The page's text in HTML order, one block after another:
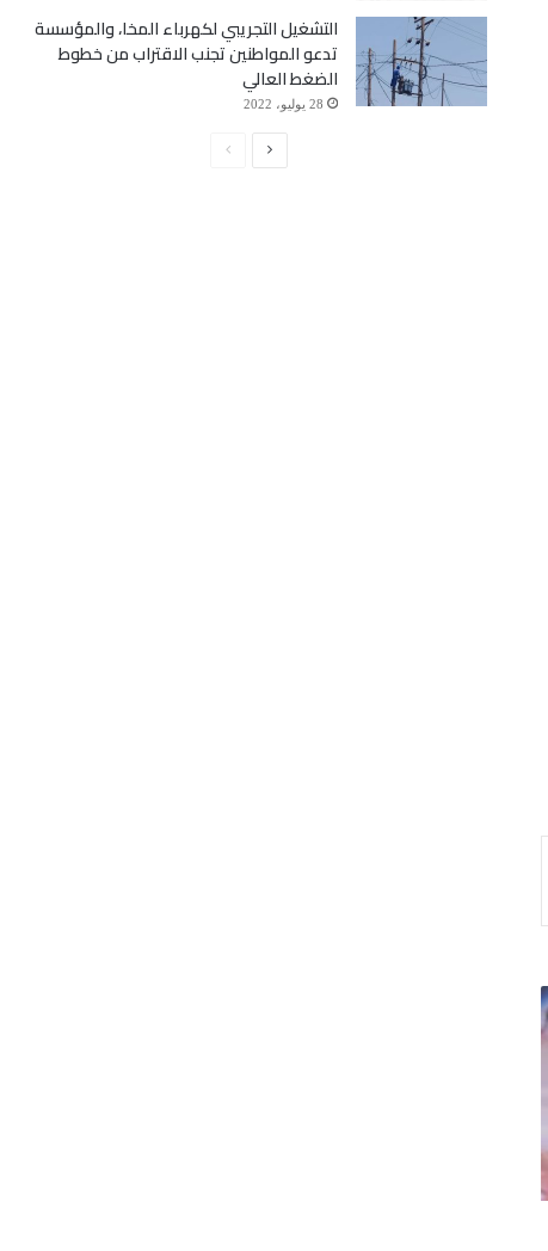
التشغيل التجريبي لكهرباء المخا، والمؤسسة
تدعو المواطنين تجنب الاقتراب من خطوط
الضغط العالي
28 يوليو، 2022
الصفحة
الصفحة